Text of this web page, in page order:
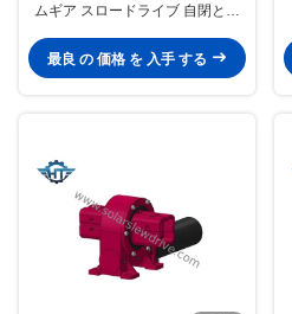
ムギア スロードライブ 自閉と精
最良 の 価格 を 入手 する